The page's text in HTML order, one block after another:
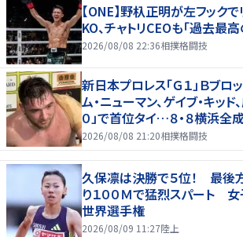
【ONE】野杁正明が左フックで
KO、チャトリCEOも「過去最高
2026/08/08 22:36相撲格闘技
新日本プロレス「Ｇ１」Ｂブロ
ム・ニューマン、ゲイブ・キッ
０」で首位タイ…８・８横浜全
2026/08/08 21:20相撲格闘技
久保凛は決勝で５位！ 最後
り１００Ｍで猛烈スパート 女
世界選手権
2026/08/09 11:27陸上